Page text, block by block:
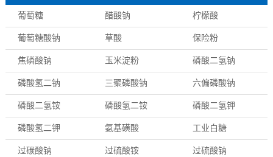
葡萄糖 醋酸钠 柠檬酸
葡萄糖酸钠 草酸 保险粉
焦磷酸钠 玉米淀粉 磷酸二氢钠
磷酸氢二钠 三聚磷酸钠 六偏磷酸钠
磷酸二氢铵 磷酸氢二铵 磷酸二氢钾
磷酸氢二钾 氨基磺酸 工业白糖
过碳酸钠 过硫酸铵 过硫酸钠